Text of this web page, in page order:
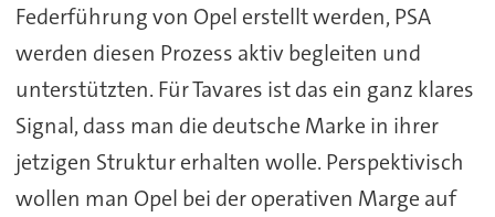
Federführung von Opel erstellt werden, PSA
werden diesen Prozess aktiv begleiten und
unterstützten. Für Tavares ist das ein ganz klares
Signal, dass man die deutsche Marke in ihrer
jetzigen Struktur erhalten wolle. Perspektivisch
wollen man Opel bei der operativen Marge auf